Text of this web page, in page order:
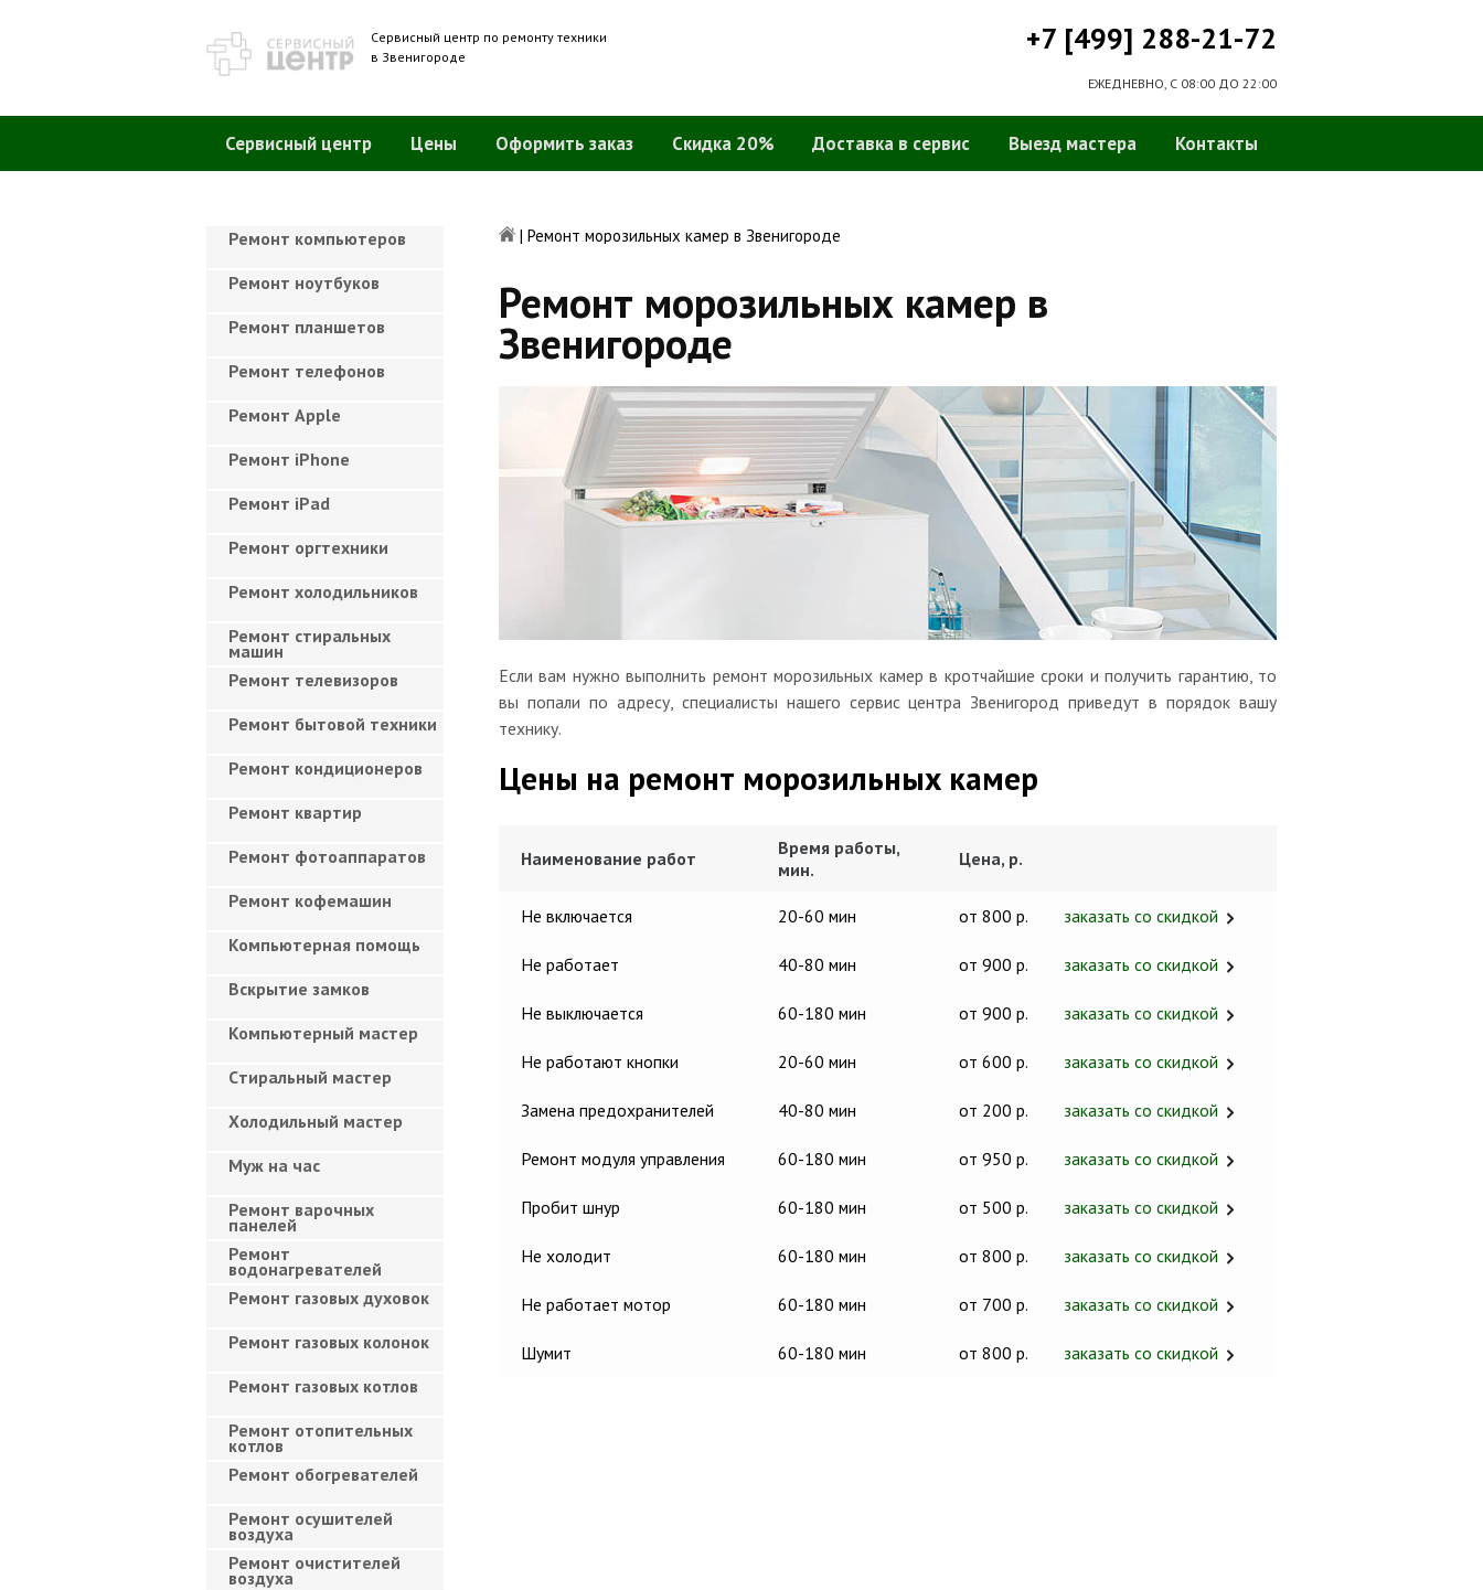
Сервисный центр по ремонту техники
в Звенигороде
+7 [499] 288-21-72
ЕЖЕДНЕВНО, С 08:00 ДО 22:00
Сервисный центр Цены Оформить заказ Скидка 20% Доставка в сервис Выезд мастера Контакты
| Ремонт морозильных камер в Звенигороде
Ремонт морозильных камер в
Звенигороде
Если вам нужно выполнить ремонт морозильных камер в кротчайшие сроки и получить гарантию, то
вы попали по адресу, специалисты нашего сервис центра Звенигород приведут в порядок вашу
технику.
Цены на ремонт морозильных камер
Наименование работ
Время работы,
мин.
Цена, р.
Не включается 20-60 мин от 800 р. заказать со скидкой
Не работает 40-80 мин от 900 р. заказать со скидкой
Не выключается 60-180 мин от 900 р. заказать со скидкой
Не работают кнопки 20-60 мин от 600 р. заказать со скидкой
Замена предохранителей 40-80 мин от 200 р. заказать со скидкой
Ремонт модуля управления 60-180 мин от 950 р. заказать со скидкой
Пробит шнур 60-180 мин от 500 р. заказать со скидкой
Не холодит 60-180 мин от 800 р. заказать со скидкой
Не работает мотор 60-180 мин от 700 р. заказать со скидкой
Шумит 60-180 мин от 800 р. заказать со скидкой
Ремонт компьютеров
Ремонт ноутбуков
Ремонт планшетов
Ремонт телефонов
Ремонт Apple
Ремонт iPhone
Ремонт iPad
Ремонт оргтехники
Ремонт холодильников
Ремонт стиральных
машин
Ремонт телевизоров
Ремонт бытовой техники
Ремонт кондиционеров
Ремонт квартир
Ремонт фотоаппаратов
Ремонт кофемашин
Компьютерная помощь
Вскрытие замков
Компьютерный мастер
Cтиральный мастер
Холодильный мастер
Муж на час
Ремонт варочных
панелей
Ремонт
водонагревателей
Ремонт газовых духовок
Ремонт газовых колонок
Ремонт газовых котлов
Ремонт отопительных
котлов
Ремонт обогревателей
Ремонт осушителей
воздуха
Ремонт очистителей
воздуха